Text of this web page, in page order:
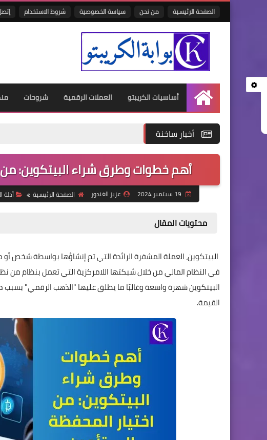
الصفحة الرئيسية من نحن سياسة الخصوصية شروط الاستخدام
الرئيسية
أساسيات الكريبتو العملات الرقمية شروحات
أخبار ساخنة
أهم خطوات وطرق شراء البيتكوين: من
عزيز الغندور الصفحة الرئيسية أدلة
محتويات المقال
البيتكوين، العملة المشفرة الرائدة التي تم إنشاؤها بواسطة
القيمة.